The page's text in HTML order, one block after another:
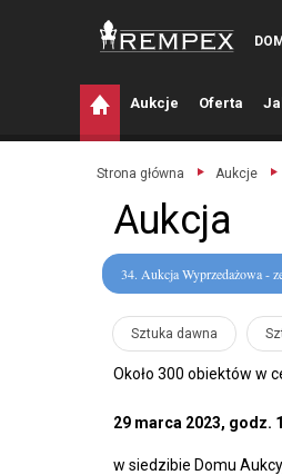
Aukcje Oferta J
Strona główna Aukcje
Aukcja
34. Aukcja Wyprzedażowa -
Sztuka dawna
Około 300 obiektów w
29 marca 2023, godz.
w siedzibie Domu